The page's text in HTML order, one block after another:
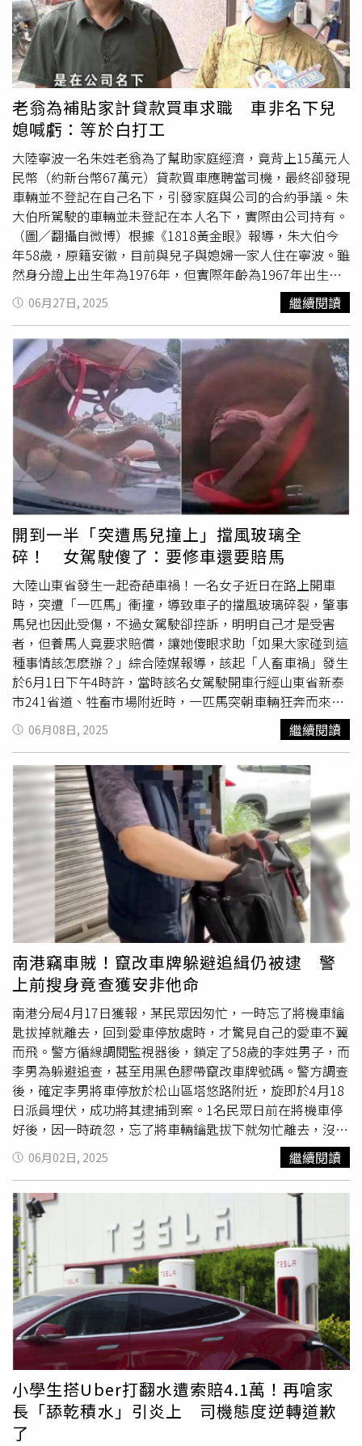
不可以？《CTWANT》也曾詢問過坊間其他廣告宣稱可以維
修三星摺疊機的業者，就有業者表示「他們可以修，但不保
證能修好」。該名業者解釋，三星摺疊機內部構造太過複
雜，很容易「越修越壞」，實際上不僅不能保證維修到好，
甚至連「修壞」都是有可能發生的。該名業者甚至直率地表
示「把我這當作最後機會，抱持著壞掉也無所謂的心態來找
我比較適合」。專業律師的態度《CTWANT》為此訪問到品
和法律事務所長陳塘偉律師，陳塘偉律師表示，《消費者保
護法》的立法目的，在於保障消費者權益、促進消費安全並
提昇消費生活品質。因此，當消費者與企業之間訂立的定型
化契約條款發生爭議時，依該法第11條第2項規定，應作
「有利於消費者之解釋」。以臺灣士林地方法院113年度湖
簡字第399號民事判決為例，法院明確指出，三星以「人為
使用不慎之撞擊」為由拒絕保固維修，應由三星提出具體且
完整的事證加以證明。一般而言，手機在日常使用過程中，
難免會產生些許外觀磨損或使用痕跡，這屬於正常使用情
形，企業不應僅以此為由拒絕履行保固義務。再者，若產品
本身的設計或製造存在瑕疵，例如轉軸排線結構在合理使用
下即產生故障，除了契約上應承擔的保固維修責任外，依
《民法》第354條以下規定，企業仍須負擔瑕疵擔保責任。
這種責任並不因消費者有輕微使用痕跡而免除。從法律角度
觀之，企業在面對此類技術性爭議時，應以誠信為原則，提
供透明、具體且能被驗證的檢測報告，而非以模糊的「人為
損害」字眼推責。唯有如此，才能符合法律保障消費者的精
神，亦維護企業自身品牌的信譽與永續發展形象。而當問及
同樣都是花錢修復轉軸排線，原廠要求消費者支付1.7萬元
的費用連螢幕、轉軸一起更換，而民間能獨立拆卸轉軸進行
排線更換、收費更只有原廠一半這件事。陳塘偉律師表示，
產品是由三星研發設計，三星要用如此方式進行維修，這方
面其實並沒有法律責任，屬於合法的範圍內。官方的回應
《CTWANT》就轉軸排線故障，但是卻是連螢幕進行整組更
換維修一事詢問台灣官方，台灣官方表示，每次的狀況都不
同，還是要以維修檢測的結果為主。而對於未來是否有單獨
更換轉軸排線的可能，台灣官方則未回應。而在截稿前，
《CTWANT》發現，近期才剛推出的三星Fold7，雖然目前
尚不清楚轉軸排線的問題是否還會出現，但過去讓三星最頭
痛的「綠線門」似乎又重演了。（先前三星的手機曾大範圍
的發生用戶手機螢幕出現線條的情況，其中又以綠線居多，
所以網路上俗稱綠線門，網路上甚至有消費者的自救會社
團。)目前網路上已經出現兩台在內頁螢幕上出現綠線的
Fold7。在三星印度社群的用戶發文表示，自己剛入手的
Fold7出現綠線，但原廠已經承諾讓他直接更換。（圖／翻
攝自samsung community）另外一台則是由網友Abhishek
Yadav在社群平台X上接受投訴爆料所公布的，目前尚不清楚
官方後續的處理。而這是否會成為Fold7的綠線門起點，目
前尚不得而知，仍有待後續追蹤調查。（圖／翻攝自社群平
台X @yabhishekhd）
故宮正館建築、遮蔽中軸線及「中山博物院」匾額和主體牆
面，恐已違反《文化資產保存法》；另有民團建議，捷運環
狀線北環段將會在故宮開闢Y28站出入口，應和北市捷運局
共同開發、解決問題。文資委員劉宗德表示，幾次送審修正
計畫皆未辦當地居民說明會，雖然法規沒問題，但應先向居
民說明修正案再送審；委員詹添全也建議，事務所提出的修
復再利用涉及建築結構，應先顧及結構安全，再討論玻璃亭
涉及文資問題。最後有15位委員投票，4人同意、11人不同
意，未通過修復及再利用計畫。故宮表示，後續將依據文資
審議會議結論，再與建築規畫團隊重新檢討並修正後續設計
方案，廣納各界意見凝聚共識後，再次提報台北市政府文化
局審議。
老翁為補貼家計貸款買車求職 車非名下兒
媳喊虧：等於白打工
大陸寧波一名朱姓老翁為了幫助家庭經濟，竟背上15萬元人
民幣（約新台幣67萬元）貸款買車應聘當司機，最終卻發現
車輛並不登記在自己名下，引發家庭與公司的合約爭議。朱
大伯所駕駛的車輛並未登記在本人名下，實際由公司持有。
（圖／翻攝自微博）根據《1818黃金眼》報導，朱大伯今
年58歲，原籍安徽，目前與兒子與媳婦一家人住在寧波。雖
然身分證上出生年為1976年，但實際年齡為1967年出生。
他表示當初辦證時登記錯誤，後來為了考駕照方便便未更
正。翟女士與公司負責人之間的通訊紀錄，顯示溝通多有爭
議。（圖／翻攝自微博）面對家庭經濟壓力，朱大伯決定應
徵月薪一萬五千元人民幣（約新台幣6萬7千元）的司機工
作。然而公司卻要求他購買一輛車才能上崗，若不購車則月
薪僅為八千元人民幣（約新台幣3萬5千元）。朱大伯最終在
6月10日與「寧波龍鑫運力新能源汽車有限公司」簽訂購車
合約，並以分期付款方式負擔總額高達15萬元人民幣（約新
台幣67萬元）的費用。朱大伯的兒媳翟女士得知此事後，發
現購車合約中存在多項不合理條款。包括車輛並非登記在朱
大伯名下，還規定若車輛送修必須經由公司處理，若自行處
理將追究責任。此外，車價雖標示為11萬多元人民幣（約新
台幣49萬元），但實際費用加總後達15萬元人民幣（約新
台幣67萬元），且該車型市價僅約5萬元人民幣（約新台幣
22萬元）。翟女士表示，「三年貸款下來，等於是給車在打
工，公公辛苦工作連生活費都沒賺到。」她指出公公事前未
與家人討論，即被業務員以「收入較高」為由說服購車。她
要求解除合約並取消貸款，已於6月11日將車輛歸還公司。
記者查閱合約發現，並無保證月薪一萬五千元人民幣（約新
台幣6萬7千元）的條款。對此，該公司負責人馬姓男子回應
稱，公司提供兩種招聘方式，朱大伯自行選擇了購車模式，
並已簽署相關融資租賃合同。馬男強調，公司未收管理費或
抽成，也提供後續服務。不過翟女士質疑，公公一開始即遭
誘導購車，公司亦未明確說明車不會掛名在本人名下，相關
服務也附帶諸多限制，存在霸王條款之嫌。目前朱家人已表
示將循司法管道解決此事，呼籲社會大眾，特別是高齡求職
者，應提高警覺，避免落入「以租代購」陷阱。
06月27日, 2025 繼續閱讀
開到一半「突遭馬兒撞上」擋風玻璃全
碎！ 女駕駛傻了：要修車還要賠馬
大陸山東省發生一起奇葩車禍！一名女子近日在路上開車
時，突遭「一匹馬」衝撞，導致車子的擋風玻璃碎裂，肇事
馬兒也因此受傷，不過女駕駛卻控訴，明明自己才是受害
者，但養馬人竟要求賠償，讓她傻眼求助「如果大家碰到這
種事情該怎麽辦？」綜合陸媒報導，該起「人畜車禍」發生
於6月1日下午4時許，當時該名女駕駛開車行經山東省新泰
市241省道、牲畜市場附近時，一匹馬突朝車輛狂奔而來，
接著直接撞上車頭，大片擋風玻璃瞬間碎成蜘蛛網狀。女駕
駛遭馬兒衝撞，前方擋風玻璃瞬間碎成蜘蛛網狀。（圖／擷
取自微博）女駕駛表示，當下她被嚇傻，坐在車內久久不能
回神，但馬的韁繩又恰巧被輪胎壓住，馬主人也遲遲不見現
身，她只能趕緊報警並通知保險公司，直到警方獲報到場
後，飼主才終於露面將馬匹牽走。女駕駛透露，事後她將愛
車送修才發現，不只擋風玻璃碎裂，就連儀表板、引擎蓋、
右大燈、左右兩邊的雨刷也都受損，但由於交警並未判定肇
事責任，她也只能認賠自行吸收修車費。怎料女駕駛還未向
對方索賠，馬主人竟主動找上門來討要賠償，「現在我們不
光要自己修車，馬主人還要我們賠馬」，讓她無奈嘆「如果
撞到的不是車，大家碰到這種事情該怎麼辦？」消息曝光
後，引起網友留言熱議，「馬全責！」、「嚴查交警，馬主
人必須賠償車主，任何動物出來都是需要監護人的」、「這
年代，馬也學會了碰瓷。」
06月08日, 2025 繼續閱讀
南港竊車賊！竄改車牌躲避追緝仍被逮 警
上前搜身竟查獲安非他命
南港分局4月17日獲報，某民眾因匆忙，一時忘了將機車鑰
匙拔掉就離去，回到愛車停放處時，才驚見自己的愛車不翼
而飛。警方循線調閱監視器後，鎖定了58歲的李姓男子，而
李男為躲避追查，甚至用黑色膠帶竄改車牌號碼。警方調查
後，確定李男將車停放於松山區塔悠路附近，旋即於4月18
日派員埋伏，成功將其逮捕到案。1名民眾日前在將機車停
好後，因一時疏忽，忘了將車輛鑰匙拔下就匆忙離去，沒想
到回到愛車停放處後，愛車早已被竊走，該名民眾見狀後旋
即至南港分局進行報案。警方在接獲報案後，旋即循線調閱
監視器進行追查，鎖定58歲的李男，並發現李男將車輛竊走
後，甚至用黑色膠帶將車牌的英文字母「P」變「B」以此
來躲避警方的追緝。被李男以黑色膠帶進行竄改的車牌。
（圖／翻攝畫面）經調查後，發現李男將贓車停放於松山區
塔悠路一帶，警方認為李男有高度可能性會返回將車輛再次
騎走，於是派員進行埋伏，最終成功於18日當場將李男緝捕
到案，被捕的李男表示，當時會行竊是因為自己的車輛 送
修，但當天要趕著上班才會行竊。據了解，當時除李男外，
還有1名鄭姓女子為其女友一同現身，經搜查後，發現李男
隨身物品中，竟藏有二級毒品安非他命1包(總重0.37公克)
以及毒品吸食器，警方也隨即將李男依毒品危害防治以及變
造特種文書罪函進行送辦。
06月02日, 2025 繼續閱讀
小學生搭Uber打翻水遭索賠4.1萬！再嗆家
長「舔乾積水」引炎上 司機態度逆轉道歉
了